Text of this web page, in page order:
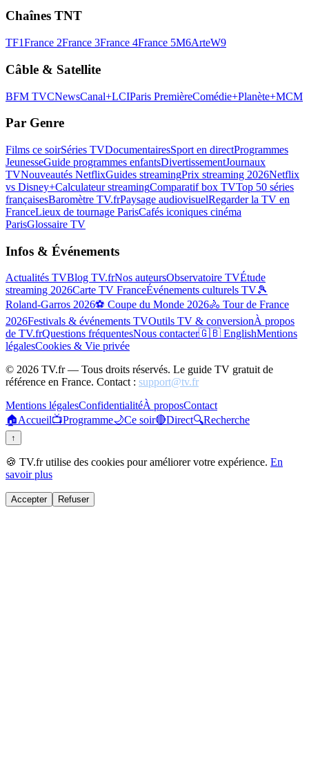
Chaînes TNT
TF1France 2France 3France 4France 5M6ArteW9
Câble & Satellite
BFM TVCNewsCanal+LCIParis PremièreComédie+Planète+MCM
Par Genre
Films ce soirSéries TVDocumentairesSport en directProgrammes
JeunesseGuide programmes enfantsDivertissementJournaux
TVNouveautés NetflixGuides streamingPrix streaming 2026Netflix
vs Disney+Calculateur streamingComparatif box TVTop 50 séries
françaisesBaromètre TV.frPaysage audiovisuelRegarder la TV en
FranceLieux de tournage ParisCafés iconiques cinéma
ParisGlossaire TV
Infos & Événements
Actualités TVBlog TV.frNos auteursObservatoire TVÉtude
streaming 2026Carte TV FranceÉvénements culturels TV🎾
Roland-Garros 2026⚽ Coupe du Monde 2026🚴 Tour de France
2026Festivals & événements TVOutils TV & conversionÀ propos
de TV.frQuestions fréquentesNous contacter🇬🇧 EnglishMentions
légalesCookies & Vie privée
© 2026 TV.fr — Tous droits réservés. Le guide TV gratuit de
référence en France. Contact : support@tv.fr
Mentions légalesConfidentialitéÀ proposContact
🏠Accueil📺Programme🌙Ce soir🔴Direct🔍Recherche
↑
🍪 TV.fr utilise des cookies pour améliorer votre expérience. En
savoir plus
Accepter Refuser